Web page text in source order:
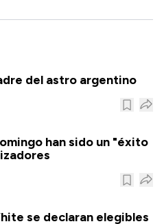
del astro argentino
han sido un "éxito
se declaran elegibles